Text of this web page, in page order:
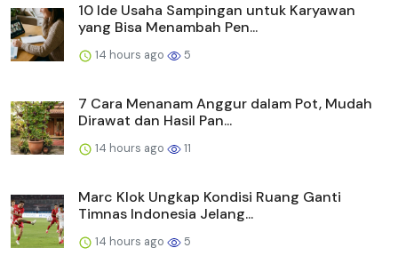
10 Ide Usaha Sampingan untuk Karyawan
yang Bisa Menambah Pen...
14 hours ago 5
7 Cara Menanam Anggur dalam Pot, Mudah
Dirawat dan Hasil Pan...
14 hours ago 11
Marc Klok Ungkap Kondisi Ruang Ganti
Timnas Indonesia Jelang...
14 hours ago 5